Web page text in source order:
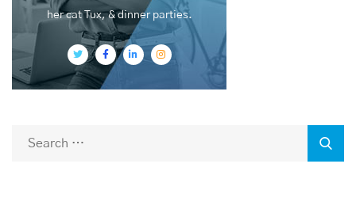
her cat Tux, & dinner parties.